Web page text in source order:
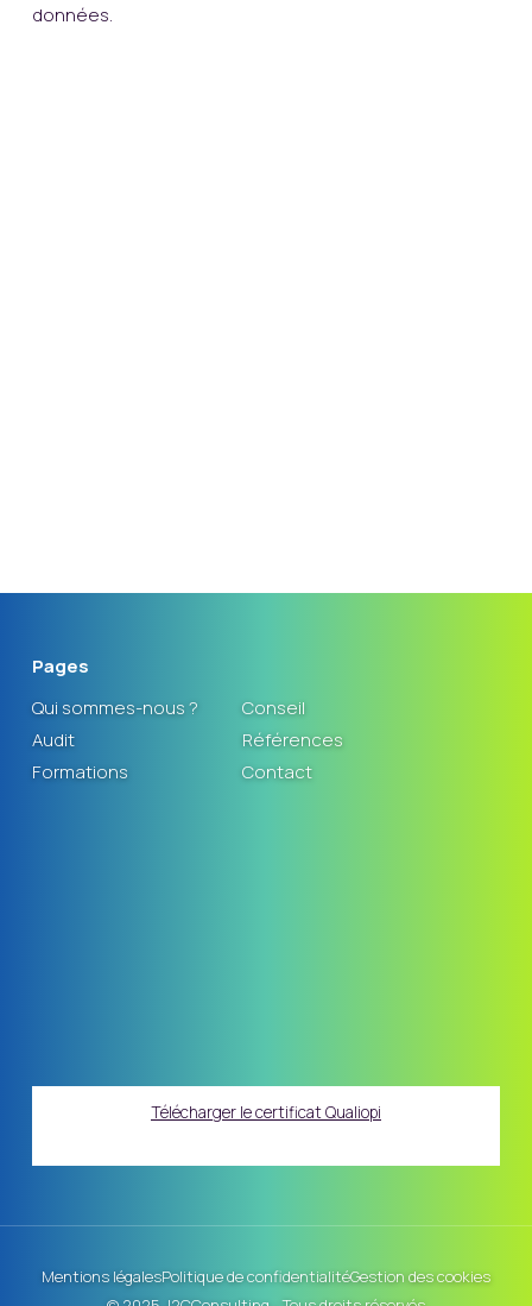
données.
Pages
Qui sommes-nous ?
Audit
Formations
Conseil
Références
Contact
Télécharger le certificat Qualiopi
Mentions légalesPolitique de confidentialitéGestion des cookies